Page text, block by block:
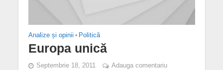
Analize și opinii • Politică
Europa unică
Septembrie 18, 2011 Adauga comentariu